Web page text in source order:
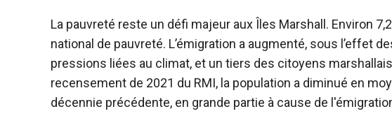
La pauvreté reste un défi majeur aux Îles Marshall. Environ
national de pauvreté. L’émigration a augmenté, sous l’effet
pressions liées au climat, et un tiers des citoyens
recensement de 2021 du RMI, la population a diminué en
décennie précédente, en grande partie à cause de